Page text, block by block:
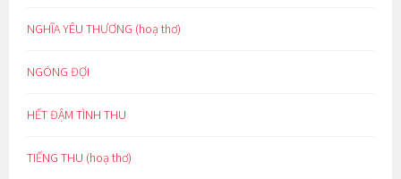
NGHĨA YÊU THƯƠNG (hoạ thơ)
NGÓNG ĐỢI
HẾT ĐẬM TÌNH THU
TIẾNG THU (hoạ thơ)